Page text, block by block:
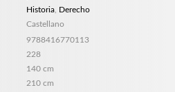
Historia Derecho
Castellano
9788416770113
228
140 cm
210 cm